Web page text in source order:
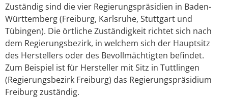
Zuständig sind die vier Regierungspräsidien in Baden-
Württemberg (Freiburg, Karlsruhe, Stuttgart und
Tübingen). Die örtliche Zuständigkeit richtet sich nach
dem Regierungsbezirk, in welchem sich der Hauptsitz
des Herstellers oder des Bevollmächtigten befindet.
Zum Beispiel ist für Hersteller mit Sitz in Tuttlingen
(Regierungsbezirk Freiburg) das Regierungspräsidium
Freiburg zuständig.